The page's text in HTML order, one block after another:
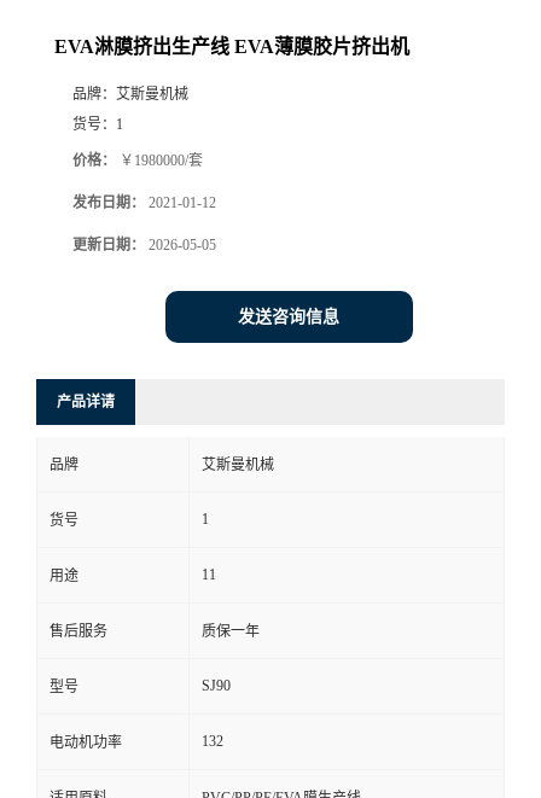
EVA淋膜挤出生产线 EVA薄膜胶片挤出机
品牌： 艾斯曼机械
货号： 1
价格： ￥1980000/套
发布日期： 2021-01-12
更新日期： 2026-05-05
发送咨询信息
产品详请
品牌 艾斯曼机械
货号 1
用途 11
售后服务 质保一年
型号 SJ90
电动机功率 132